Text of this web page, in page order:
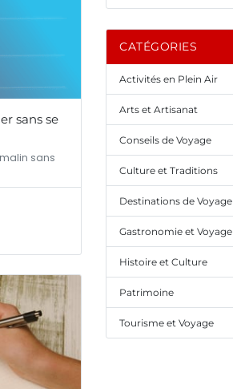
sans se
malin sans
CATÉGORIES
Activités en Plein Air
Arts et Artisanat
Conseils de Voyage
Culture et Traditions
Destinations de Voyage
Gastronomie et Voyage
Histoire et Culture
Patrimoine
Tourisme et Voyage